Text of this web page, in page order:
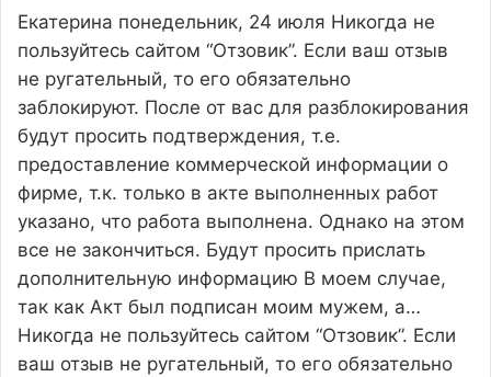
Екатерина понедельник, 24 июля Никогда не
пользуйтесь сайтом “Отзовик”. Если ваш отзыв
не ругательный, то его обязательно
заблокируют. После от вас для разблокирования
будут просить подтверждения, т.е.
предоставление коммерческой информации о
фирме, т.к. только в акте выполненных работ
указано, что работа выполнена. Однако на этом
все не закончиться. Будут просить прислать
дополнительную информацию В моем случае,
так как Акт был подписан моим мужем, а…
Никогда не пользуйтесь сайтом “Отзовик”. Если
ваш отзыв не ругательный, то его обязательно